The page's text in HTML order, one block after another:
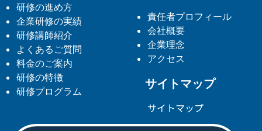
研修の進め方
企業研修の実績
研修講師紹介
よくあるご質問
料金のご案内
研修の特徴
研修プログラム
責任者プロフィール
会社概要
企業理念
アクセス
サイトマップ
サイトマップ